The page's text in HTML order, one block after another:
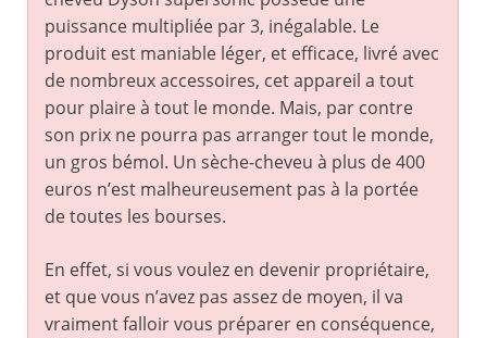
puissance multipliée par 3, inégalable. Le
produit est maniable léger, et efficace, livré avec
de nombreux accessoires, cet appareil a tout
pour plaire à tout le monde. Mais, par contre
son prix ne pourra pas arranger tout le monde,
un gros bémol. Un sèche-cheveu à plus de 400
euros n’est malheureusement pas à la portée
de toutes les bourses.
En effet, si vous voulez en devenir propriétaire,
et que vous n’avez pas assez de moyen, il va
vraiment falloir vous préparer en conséquence,